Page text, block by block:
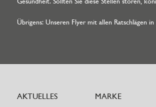
Übrigens: Unseren Flyer mit allen Ratschlägen
AKTUELLES MARKE